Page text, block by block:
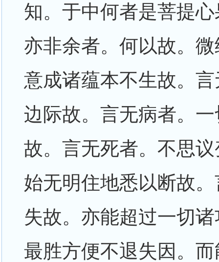
知。于中何者是菩提
亦非余者。何以故。
意成诸蕴本不生故。
边际故。言无病者。
故。言无死者。不思
始无明住地悉以断故
失故。亦能超过一切
最胜方便不退失因。